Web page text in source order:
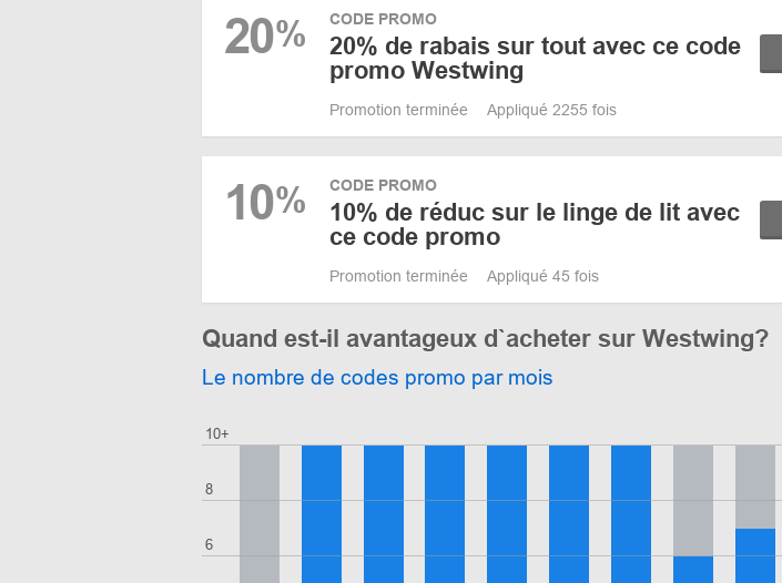
20% CODE PROMO
20% de rabais sur tout avec ce code
promo Westwing
Promotion terminée Appliqué 2255 fois
10% CODE PROMO
10% de réduc sur le linge de lit avec
ce code promo
Promotion terminée Appliqué 45 fois
Quand est-il avantageux d`acheter sur Westwing?
Le nombre de codes promo par mois
6
8
10+